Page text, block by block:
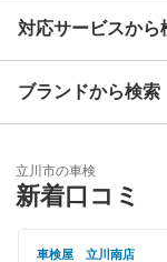
昭島市
稲城市
青梅市
清瀬市
国立市
対応サービスから
Award 受賞店
特典あり
ブランドから検索
「車検の速太郎」
アップル車検
立川市の車検
新着口コミ
車検屋 立川南店